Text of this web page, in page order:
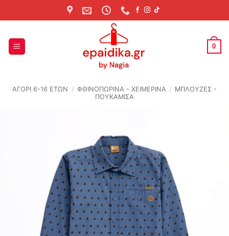
to
0
ΑΓΟΡΙ 6-16 ΕΤΩΝ / ΦΘΙΝΟΠΩΡΙΝΆ - ΧΕΙΜΕΡΙΝΆ / ΜΠΛΟΥΖΕΣ -
ΠΟΥΚΑΜΙΣΑ